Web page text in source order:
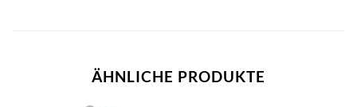
ÄHNLICHE PRODUKTE